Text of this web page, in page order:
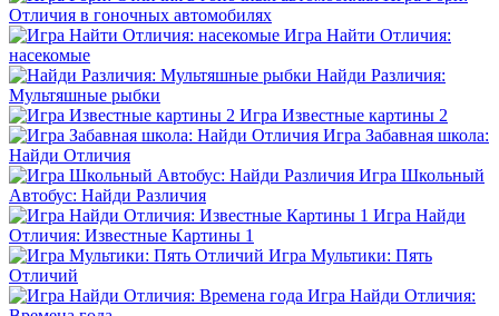
Отличия в гоночных автомобилях
Игра Найти Отличия:
насекомые
Найди Различия:
Мультяшные рыбки
Игра Известные картины 2
Игра Забавная школа:
Найди Отличия
Игра Школьный
Автобус: Найди Различия
Игра Найди
Отличия: Известные Картины 1
Игра Мультики: Пять
Отличий
Игра Найди Отличия: